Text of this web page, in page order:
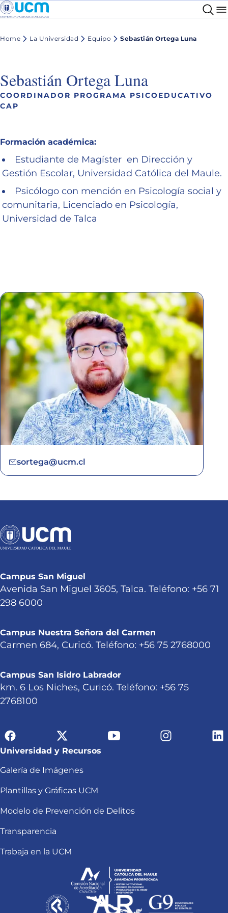
Home La Universidad Equipo Sebastián Ortega Luna
Sebastián Ortega Luna
COORDINADOR PROGRAMA PSICOEDUCATIVO
CAP
Formación académica:
Estudiante de Magíster en Dirección y
Gestión Escolar, Universidad Católica del Maule.
Psicólogo con mención en Psicología social y
comunitaria, Licenciado en Psicología,
Universidad de Talca
sortega@ucm.cl
Campus San Miguel
Avenida San Miguel 3605, Talca. Teléfono: +56 71
298 6000
Campus Nuestra Señora del Carmen
Carmen 684, Curicó. Teléfono: +56 75 2768000
Campus San Isidro Labrador
km. 6 Los Niches, Curicó. Teléfono: +56 75
2768100
Universidad y Recursos
Galería de Imágenes
Plantillas y Gráficas UCM
Modelo de Prevención de Delitos
Transparencia
Trabaja en la UCM